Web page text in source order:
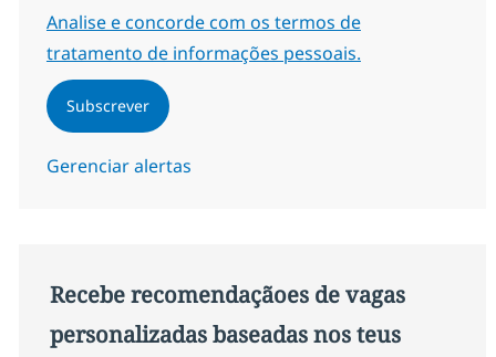
Required
Analise e concorde com os termos de
tratamento de informações pessoais.
Subscrever
Gerenciar alertas
Recebe recomendaçãoes de vagas
personalizadas baseadas nos teus